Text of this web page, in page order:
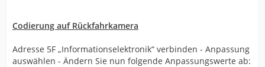
Codierung auf Rückfahrkamera
Adresse 5F „Informationselektronik“ verbinden - Anpassung
auswählen - Ändern Sie nun folgende Anpassungswerte ab: